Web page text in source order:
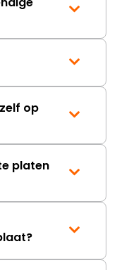
op
platen